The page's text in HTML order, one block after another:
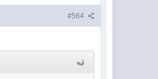
#564